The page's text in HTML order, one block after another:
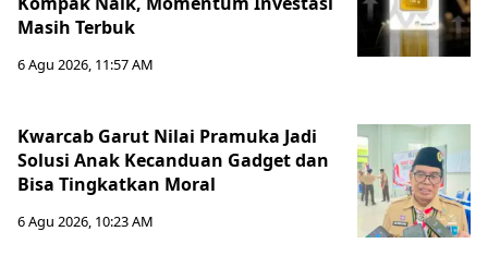
Masih Terbuk
6 Agu 2026, 11:57 AM
Kwarcab Garut Nilai Pramuka Jadi
Solusi Anak Kecanduan Gadget dan
Bisa Tingkatkan Moral
6 Agu 2026, 10:23 AM